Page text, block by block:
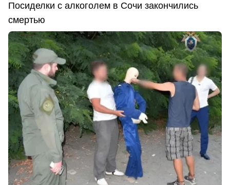
Посиделки с алкоголем в Сочи закончились
смертью